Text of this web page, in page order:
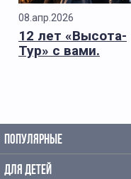
08.апр.2026
12 лет «Высота-
Тур» с вами.
ПОПУЛЯРНЫЕ
ДЛЯ ДЕТЕЙ